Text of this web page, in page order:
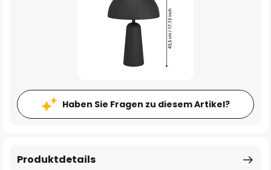
Haben Sie Fragen zu diesem Artikel?
Produktdetails